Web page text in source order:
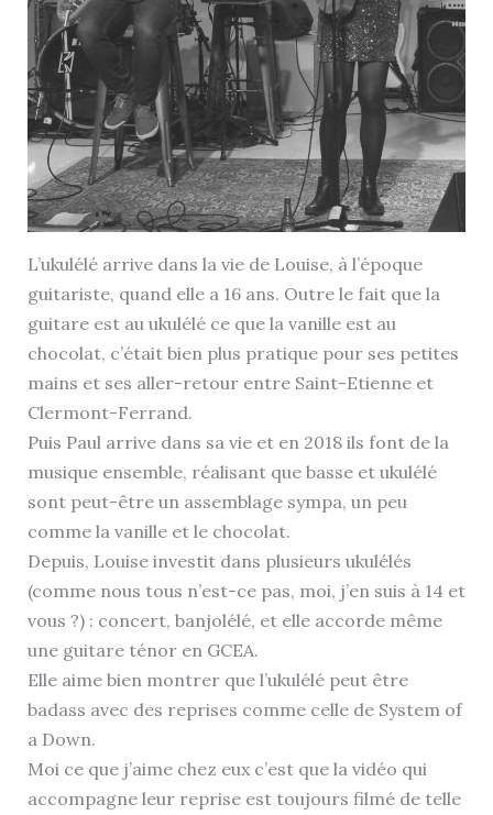
L’ukulélé arrive dans la vie de Louise, à l’époque
guitariste, quand elle a 16 ans. Outre le fait que la
guitare est au ukulélé ce que la vanille est au
chocolat, c’était bien plus pratique pour ses petites
mains et ses aller-retour entre Saint-Etienne et
Clermont-Ferrand.
Puis Paul arrive dans sa vie et en 2018 ils font de la
musique ensemble, réalisant que basse et ukulélé
sont peut-être un assemblage sympa, un peu
comme la vanille et le chocolat.
Depuis, Louise investit dans plusieurs ukulélés
(comme nous tous n’est-ce pas, moi, j’en suis à 14 et
vous ?) : concert, banjolélé, et elle accorde même
une guitare ténor en GCEA.
Elle aime bien montrer que l’ukulélé peut être
badass avec des reprises comme celle de System of
a Down.
Moi ce que j’aime chez eux c’est que la vidéo qui
accompagne leur reprise est toujours filmé de telle